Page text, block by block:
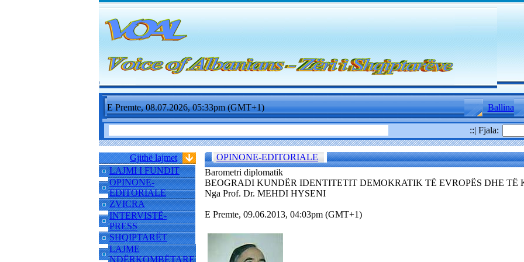
E Premte, 08.07.2026, 05:33pm (GMT+1) Ballina
::| Fjala:
Gjithë lajmet
LAJMI I FUNDIT
OPINONE-
EDITORIALE
ZVICRA
INTERVISTË-
PRESS
SHQIPTARËT
LAJME
NDËRKOMBËTARE
OPINONE-EDITORIALE
Barometri diplomatik
BEOGRADI KUNDËR IDENTITETIT DEMOKRATIK TË EVROPËS DHE TË
Nga Prof. Dr. MEHDI HYSENI
E Premte, 09.06.2013, 04:03pm (GMT+1)